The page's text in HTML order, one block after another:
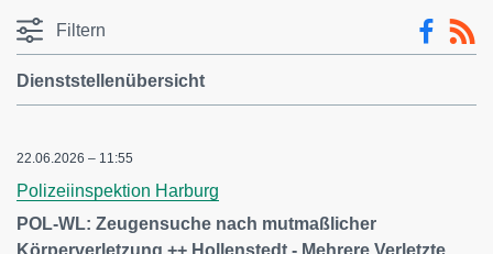
Filtern
Dienststellenübersicht
22.06.2026 – 11:55
Polizeiinspektion Harburg
POL-WL: Zeugensuche nach mutmaßlicher
Körperverletzung ++ Hollenstedt - Mehrere Verletzte